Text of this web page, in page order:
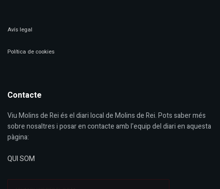
Avís legal
Política de cookies
Contacte
Viu Molins de Rei és el diari local de Molins de Rei. Pots saber més
sobre nosaltres i posar en contacte amb l'equip del diari en aquesta
pàgina:
QUI SOM